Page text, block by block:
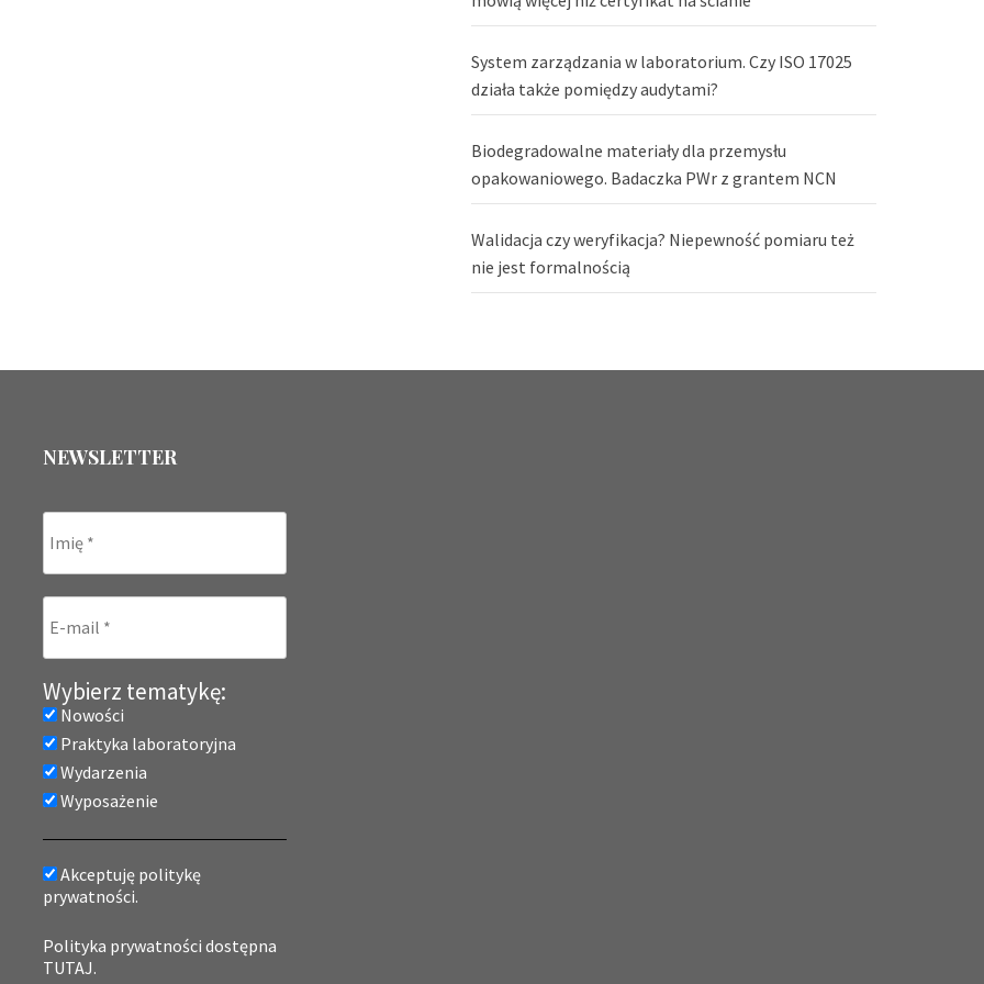
System zarządzania w laboratorium. Czy ISO 17025
działa także pomiędzy audytami?
Biodegradowalne materiały dla przemysłu
opakowaniowego. Badaczka PWr z grantem NCN
Walidacja czy weryfikacja? Niepewność pomiaru też
nie jest formalnością
NEWSLETTER
Wybierz tematykę:
Nowości
Praktyka laboratoryjna
Wydarzenia
Wyposażenie
Akceptuję politykę
prywatności.
Polityka prywatności dostępna
TUTAJ.